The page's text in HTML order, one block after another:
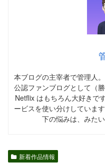
本ブログの主宰者で管理人
公認ファンブログとして（
Netflix はもちろん大好きで
ービスを使い分けしていま
下の悩みは、みた
新着作品情報